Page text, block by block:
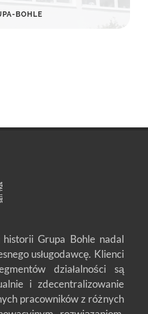
BOHLE
Grupa Bohle nadal
usługodawcę. Klienci
działalności są
i zdecentralizowanie
pracowników z różnych